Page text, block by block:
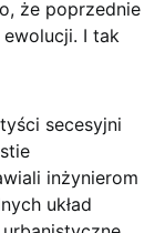
że poprzednie
ewolucji. I tak
secesyjni
inżynierom
układ